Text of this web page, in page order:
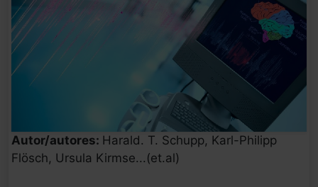
Autor/autores: Harald. T. Schupp, Karl-Philipp
Flösch, Ursula Kirmse...(et.al)